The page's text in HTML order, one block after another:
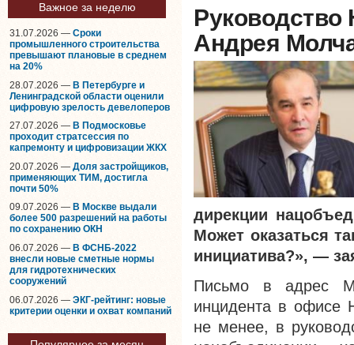
Важное за неделю
31.07.2026 — Сроки
промышленного строительства
превышают плановые в среднем
на 20%
28.07.2026 — В Петербурге и
Ленинградской области оценили
цифровую зрелость девелоперов
27.07.2026 — В Подмосковье
проходит стратсессия по
капремонту и цифровизации ЖКХ
20.07.2026 — Доля застройщиков,
применяющих ТИМ, достигла
почти 50%
09.07.2026 — В Москве выдали
более 500 разрешений на работы
по сохранению ОКН
06.07.2026 — В ФСНБ-2022
внесли новые сметные нормы
для гидротехнических
сооружений
06.07.2026 — ЭКГ-рейтинг: новые
критерии оценки и охват компаний
Андрея
дирекции
Может оказаться
инициатива?», —
Письмо в адрес
инцидента в офисе
не менее, в